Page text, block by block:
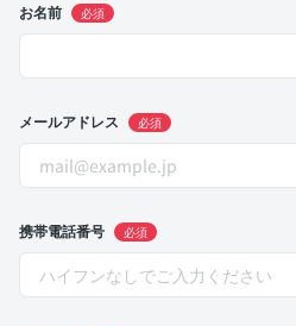
お名前 必須
メールアドレス 必須
携帯電話番号 必須